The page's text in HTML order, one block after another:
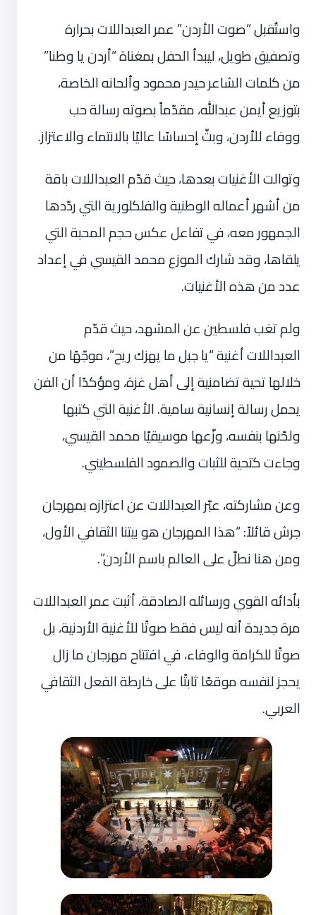
واستُقبل “صوت الأردن” عمر العبداللات بحرارة
وتصفيق طويل، ليبدأ الحفل بمغناة “أردن يا وطنا”
من كلمات الشاعر حيدر محمود وألحانه الخاصة،
بتوزيع أيمن عبدالله، مقدّماً بصوته رسالة حب
ووفاء للأردن، وبثّ إحساسًا عاليًا بالانتماء والاعتزاز.
وتوالت الأغنيات بعدها، حيث قدّم العبداللات باقة
من أشهر أعماله الوطنية والفلكلورية التي ردّدها
الجمهور معه، في تفاعل عكس حجم المحبة التي
يلقاها، وقد شارك الموزع محمد القيسي في إعداد
عدد من هذه الأغنيات.
ولم تغب فلسطين عن المشهد، حيث قدّم
العبداللات أغنية “يا جبل ما يهزك ريح”، موجّهًا من
خلالها تحية تضامنية إلى أهل غزة، ومؤكدًا أن الفن
يحمل رسالة إنسانية سامية. الأغنية التي كتبها
ولحّنها بنفسه، وزّعها موسيقيًا محمد القيسي،
وجاءت كتحية للثبات والصمود الفلسطيني.
وعن مشاركته، عبّر العبداللات عن اعتزازه بمهرجان
جرش قائلاً: “هذا المهرجان هو بيتنا الثقافي الأول،
ومن هنا نطلّ على العالم باسم الأردن”.
بأدائه القوي ورسائله الصادقة، أثبت عمر العبداللات
مرة جديدة أنه ليس فقط صوتًا للأغنية الأردنية، بل
صوتًا للكرامة والوفاء، في افتتاح مهرجان ما زال
يحجز لنفسه موقعًا ثابتًا على خارطة الفعل الثقافي
العربي.